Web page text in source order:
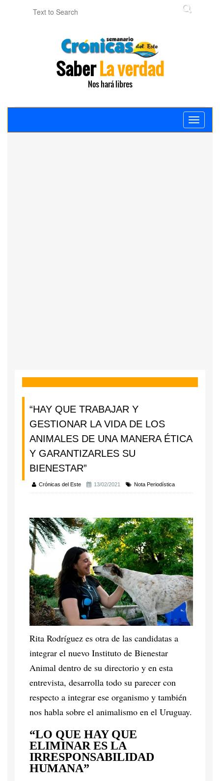
SaberLa verdad
Nos hará libres
Toggle
“HAY QUE TRABAJAR Y
GESTIONAR LA VIDA DE LOS
ANIMALES DE UNA MANERA ÉTICA
Y GARANTIZARLES SU
BIENESTAR”
Crónicas del Este 13/02/2021 Nota Periodística
Rita Rodríguez es otra de las candidatas a
integrar el nuevo Instituto de Bienestar
Animal dentro de su directorio y en esta
entrevista, desarrolla todo su parecer con
respecto a integrar ese organismo y también
nos habla sobre el animalismo en el Uruguay.
“LO QUE HAY QUE
ELIMINAR ES LA
IRRESPONSABILIDAD
HUMANA”